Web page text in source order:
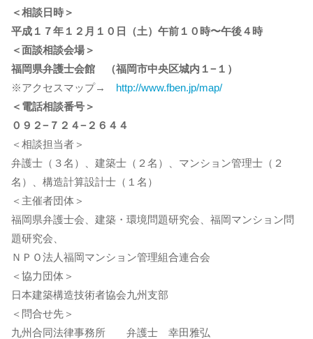
＜相談日時＞
平成１７年１２月１０日（土）午前１０時〜午後４時
＜面談相談会場＞
福岡県弁護士会館 （福岡市中央区城内１−１）
※アクセスマップ→ http://www.fben.jp/map/
＜電話相談番号＞
０９２−７２４−２６４４
＜相談担当者＞
弁護士（３名）、建築士（２名）、マンション管理士（２
名）、構造計算設計士（１名）
＜主催者団体＞
福岡県弁護士会、建築・環境問題研究会、福岡マンション問
題研究会、
ＮＰＯ法人福岡マンション管理組合連合会
＜協力団体＞
日本建築構造技術者協会九州支部
＜問合せ先＞
九州合同法律事務所 弁護士 幸田雅弘